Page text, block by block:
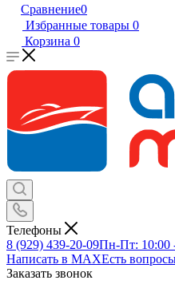
Сравнение0
Избранные товары 0
Корзина 0
Телефоны
8 (929) 439-20-09Пн-Пт: 10:00
Написать в MAXЕсть
Заказать звонок